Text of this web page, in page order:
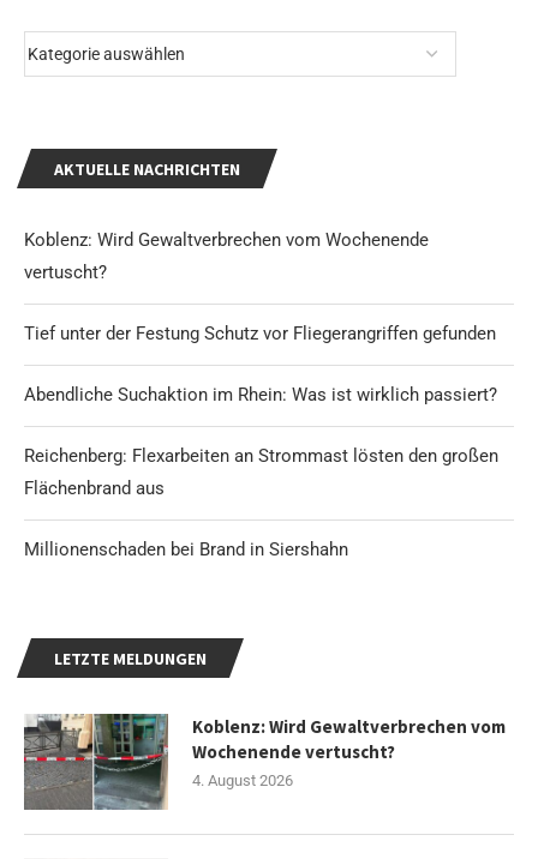
AKTUELLE NACHRICHTEN
Koblenz: Wird Gewaltverbrechen vom Wochenende
vertuscht?
Tief unter der Festung Schutz vor Fliegerangriffen gefunden
Abendliche Suchaktion im Rhein: Was ist wirklich passiert?
Reichenberg: Flexarbeiten an Strommast lösten den großen
Flächenbrand aus
Millionenschaden bei Brand in Siershahn
LETZTE MELDUNGEN
Koblenz: Wird Gewaltverbrechen vom
Wochenende vertuscht?
4. August 2026